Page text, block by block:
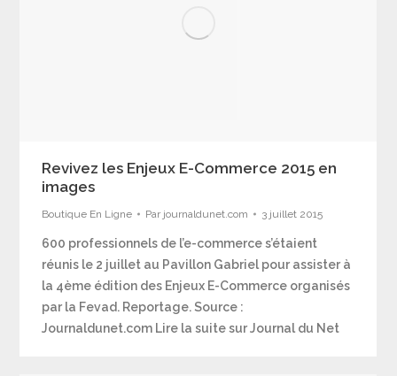
Revivez les Enjeux E-Commerce 2015 en
images
Boutique En Ligne Par journaldunet.com 3 juillet 2015
600 professionnels de l’e-commerce s’étaient
réunis le 2 juillet au Pavillon Gabriel pour assister à
la 4ème édition des Enjeux E-Commerce organisés
par la Fevad. Reportage. Source :
Journaldunet.com Lire la suite sur Journal du Net